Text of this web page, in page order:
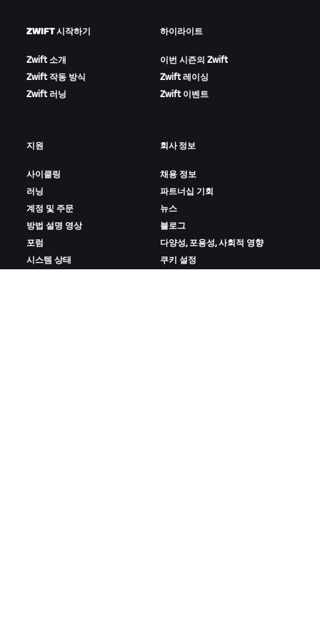
ZWIFT 시작하기
Zwift 소개
Zwift 작동 방식
Zwift 러닝
하이라이트
이번 시즌의 Zwift
Zwift 레이싱
Zwift 이벤트
지원
사이클링
러닝
계정 및 주문
방법 설명 영상
포럼
시스템 상태
회사 정보
채용 정보
파트너십 기회
뉴스
블로그
다양성, 포용성, 사회적 영향
쿠키 설정